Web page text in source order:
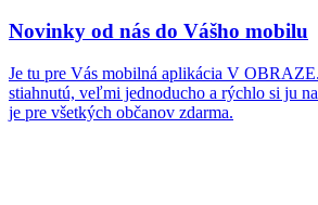
Novinky od nás do Vášho mobilu
Je tu pre Vás mobilná aplikácia V
stiahnutú, veľmi jednoducho a rýchlo si ju
je pre všetkých občanov zdarma.